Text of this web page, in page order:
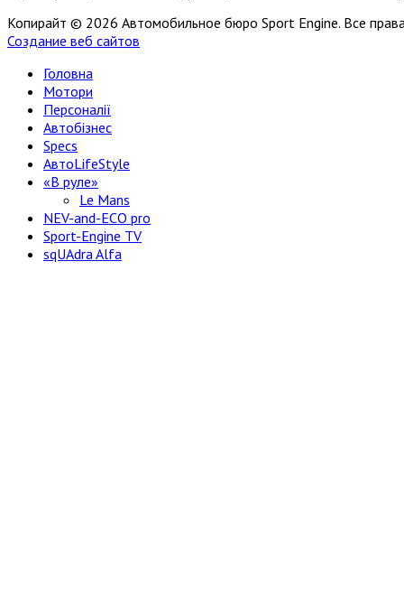
Копирайт © 2026 Автомобильное бюро Sport Engine. Все
Создание веб сайтов
Головна
Мотори
Персоналії
Автобізнес
Specs
АвтоLifeStyle
«В руле»
Le Mans
NEV-and-ECO pro
Sport-Engine TV
sqUAdra Alfa